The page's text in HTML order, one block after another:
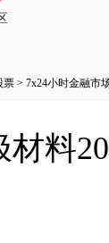
票 > 7x24小时金融市
料